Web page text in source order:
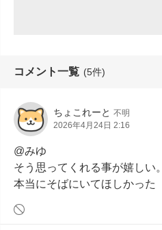
コメント一覧 (5件)
ちょこれーと 不明
2026年4月24日 2:16
@みゆ
そう思ってくれる事が嬉しい。
本当にそばにいてほしかった